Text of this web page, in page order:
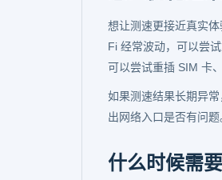
想让测速更接近真实
Fi 经常波动，可以尝
可以尝试重插 SIM 卡
如果测速结果长期异
出网络入口是否有问
什么时候需